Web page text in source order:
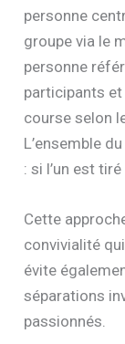
personne
groupe via le
personne
participants
course selon
L’ensemble
: si l’un est
Cette
convivialité
évite
séparations
passionnés.